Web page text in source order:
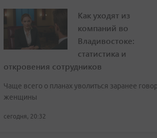
Как уходят из
компаний во
Владивостоке:
статистика и
откровения сотрудников
Чаще всего о планах уволиться заранее
женщины
сегодня, 20:32